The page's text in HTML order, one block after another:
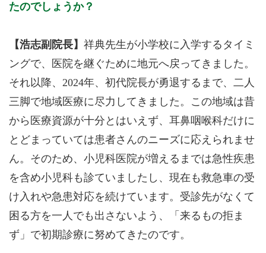
たのでしょうか？
【浩志副院長】 祥典先生が小学校に入学するタイミ
ングで、医院を継ぐために地元へ戻ってきました。
それ以降、2024年、初代院長が勇退するまで、二人
三脚で地域医療に尽力してきました。この地域は昔
から医療資源が十分とはいえず、耳鼻咽喉科だけに
とどまっていては患者さんのニーズに応えられませ
ん。そのため、小児科医院が増えるまでは急性疾患
を含め小児科も診ていましたし、現在も救急車の受
け入れや急患対応を続けています。受診先がなくて
困る方を一人でも出さないよう、「来るもの拒ま
ず」で初期診療に努めてきたのです。